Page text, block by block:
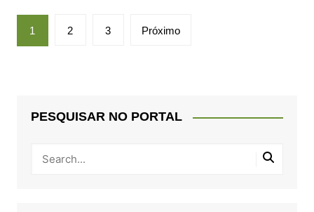
Paginação
de
1 2 3 Próximo
PESQUISAR NO PORTAL